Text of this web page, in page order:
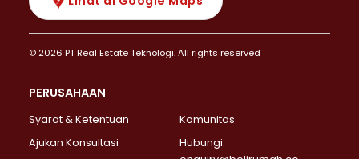
© 2026 PT Real Estate Teknologi. All rights reserved
PERUSAHAAN
Syarat & Ketentuan
Komunitas
Ajukan Konsultasi
Hubungi: